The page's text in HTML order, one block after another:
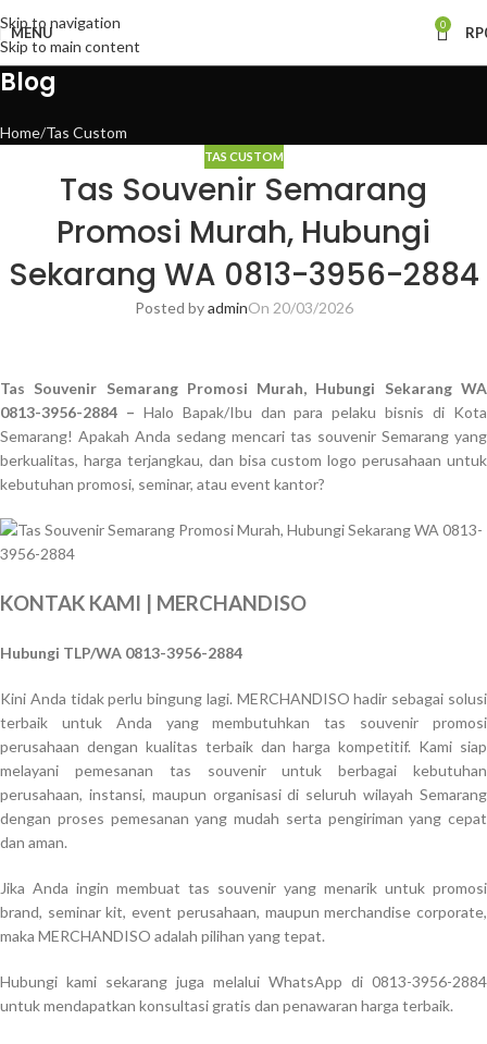
Skip to navigation
Skip to main content
MENU 0 RP
Blog
Home Tas Custom
TAS CUSTOM
Tas Souvenir Semarang
Promosi Murah, Hubungi
Sekarang WA 0813-3956-2884
Posted by adminOn 20/03/2026
Tas Souvenir Semarang Promosi Murah, Hubungi Sekarang WA
0813-3956-2884 – Halo Bapak/Ibu dan para pelaku bisnis di Kota
Semarang! Apakah Anda sedang mencari tas souvenir Semarang yang
berkualitas, harga terjangkau, dan bisa custom logo perusahaan untuk
kebutuhan promosi, seminar, atau event kantor?
KONTAK KAMI | MERCHANDISO
Hubungi TLP/WA 0813-3956-2884
Kini Anda tidak perlu bingung lagi. MERCHANDISO hadir sebagai solusi
terbaik untuk Anda yang membutuhkan tas souvenir promosi
perusahaan dengan kualitas terbaik dan harga kompetitif. Kami siap
melayani pemesanan tas souvenir untuk berbagai kebutuhan
perusahaan, instansi, maupun organisasi di seluruh wilayah Semarang
dengan proses pemesanan yang mudah serta pengiriman yang cepat
dan aman.
Jika Anda ingin membuat tas souvenir yang menarik untuk promosi
brand, seminar kit, event perusahaan, maupun merchandise corporate,
maka MERCHANDISO adalah pilihan yang tepat.
Hubungi kami sekarang juga melalui WhatsApp di 0813-3956-2884
untuk mendapatkan konsultasi gratis dan penawaran harga terbaik.